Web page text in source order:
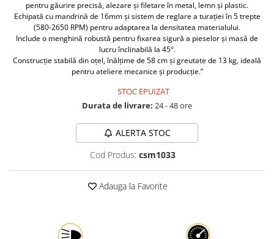
Protectia muncii
Scule Pneumatice
Tunuri de caldura si aeroteme
pentru găurire precisă, alezare și filetare în metal, lemn și plastic.
Echipată cu mandrină de 16mm și sistem de reglare a turației în 5 trepte
(580-2650 RPM) pentru adaptarea la densitatea materialului.
Include o menghină robustă pentru fixarea sigură a pieselor și masă de
lucru înclinabilă la 45°.
Construcție stabilă din oțel, înălțime de 58 cm și greutate de 13 kg, ideală
pentru ateliere mecanice și producție.”
STOC EPUIZAT
Durata de livrare: 24 - 48 ore
ALERTA STOC
Cod Produs: csm1033
Adauga la Favorite